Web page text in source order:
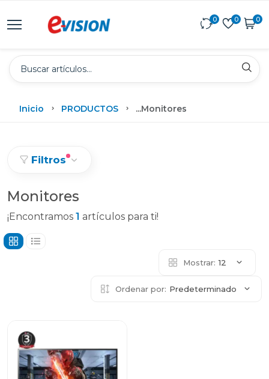
0 0 0
Inicio PRODUCTOS ...Monitores
Filtros
Monitores
¡Encontramos 1 artículos para ti!
Mostrar: 12
Ordenar por: Predeterminado